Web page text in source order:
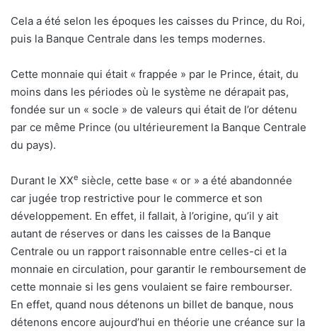
Cela a été selon les époques les caisses du Prince, du Roi,
puis la Banque Centrale dans les temps modernes.
Cette monnaie qui était « frappée » par le Prince, était, du
moins dans les périodes où le système ne dérapait pas,
fondée sur un « socle » de valeurs qui était de l’or détenu
par ce même Prince (ou ultérieurement la Banque Centrale
du pays).
Durant le XXe siècle, cette base « or » a été abandonnée
car jugée trop restrictive pour le commerce et son
développement. En effet, il fallait, à l’origine, qu’il y ait
autant de réserves or dans les caisses de la Banque
Centrale ou un rapport raisonnable entre celles-ci et la
monnaie en circulation, pour garantir le remboursement de
cette monnaie si les gens voulaient se faire rembourser.
En effet, quand nous détenons un billet de banque, nous
détenons encore aujourd’hui en théorie une créance sur la